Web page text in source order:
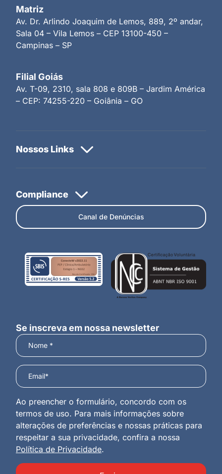
Matriz
Av. Dr. Arlindo Joaquim de Lemos, 889, 2º andar,
Sala 04 – Vila Lemos – CEP 13100-450 –
Campinas – SP
Filial Goiás
Av. T-09, 2310, sala 808 e 809B – Jardim América
– CEP: 74255-220 – Goiânia – GO
Canal de Denúncias
Se inscreva em nossa newsletter
Ao preencher o formulário, concordo com os
termos de uso. Para mais informações sobre
alterações de preferências e nossas práticas para
respeitar a sua privacidade, confira a nossa
Política de Privacidade.